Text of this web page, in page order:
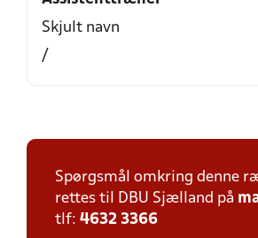
Skjult navn
/
Spørgsmål omkring denne
rettes til DBU Sjælland på
tlf: 4632 3366